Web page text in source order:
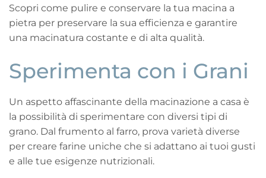
Scopri come pulire e conservare la tua macina a
pietra per preservare la sua efficienza e garantire
una macinatura costante e di alta qualità.
Sperimenta con i Grani
Un aspetto affascinante della macinazione a casa è
la possibilità di sperimentare con diversi tipi di
grano. Dal frumento al farro, prova varietà diverse
per creare farine uniche che si adattano ai tuoi gusti
e alle tue esigenze nutrizionali.